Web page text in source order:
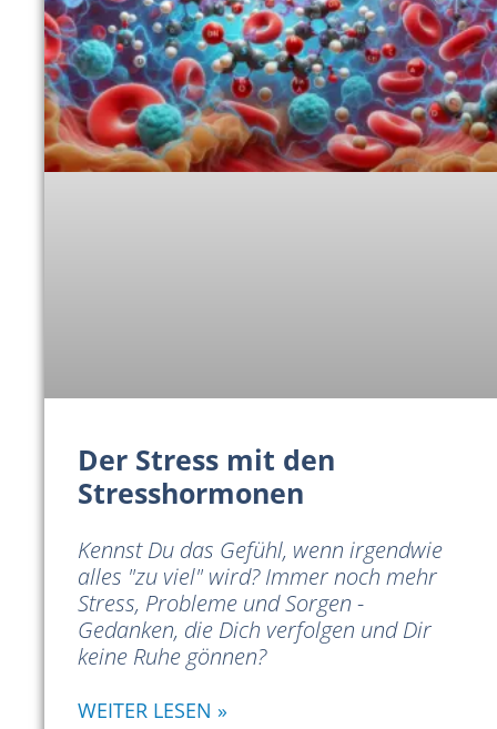
Der Stress mit den
Stresshormonen
Kennst Du das Gefühl, wenn irgendwie
alles "zu viel" wird? Immer noch mehr
Stress, Probleme und Sorgen -
Gedanken, die Dich verfolgen und Dir
keine Ruhe gönnen?
WEITER LESEN »